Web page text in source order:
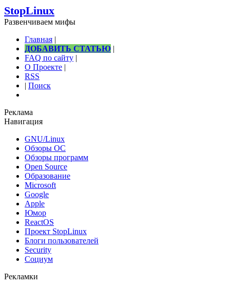
StopLinux
Развенчиваем мифы
Главная |
ДОБАВИТЬ СТАТЬЮ |
FAQ по сайту |
О Проекте |
RSS
| Поиск
Реклама
Навигация
GNU/Linux
Обзоры ОС
Обзоры программ
Open Source
Образование
Microsoft
Google
Apple
Юмор
ReactOS
Проект StopLinux
Блоги пользователей
Security
Социум
Рекламки